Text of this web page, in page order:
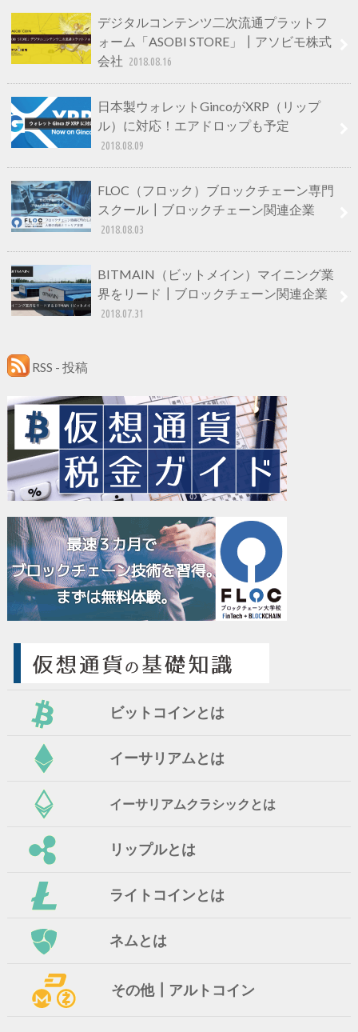
デジタルコンテンツ二次流通プラットフ
ォーム「ASOBI STORE」┃アソビモ株式
会社 2018.08.16
日本製ウォレットGincoがXRP（リップ
ル）に対応！エアドロップも予定
2018.08.09
FLOC（フロック）ブロックチェーン専門
スクール┃ブロックチェーン関連企業
2018.08.03
BITMAIN（ビットメイン）マイニング業
界をリード┃ブロックチェーン関連企業
2018.07.31
RSS - 投稿
ビットコインとは
イーサリアムとは
イーサリアムクラシックとは
リップルとは
ライトコインとは
ネムとは
その他┃アルトコイン